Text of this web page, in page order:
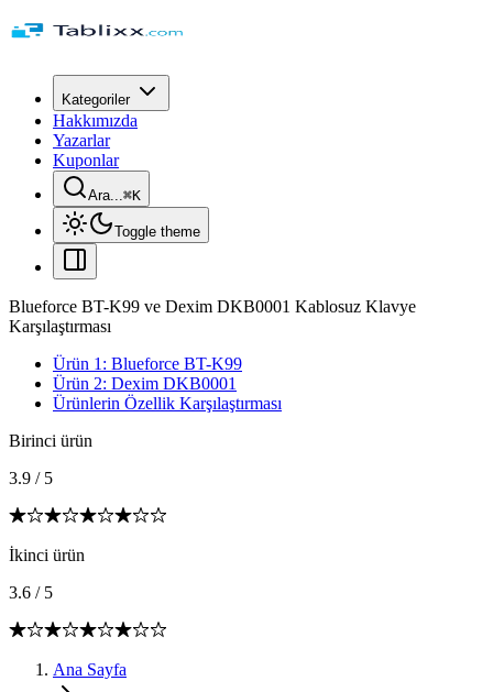
Kategoriler
Hakkımızda
Yazarlar
Kuponlar
Ara...⌘K
Toggle theme
Blueforce BT-K99 ve Dexim DKB0001 Kablosuz Klavye
Karşılaştırması
Ürün 1: Blueforce BT-K99
Ürün 2: Dexim DKB0001
Ürünlerin Özellik Karşılaştırması
Birinci ürün
3.9 / 5
İkinci ürün
3.6 / 5
Ana Sayfa